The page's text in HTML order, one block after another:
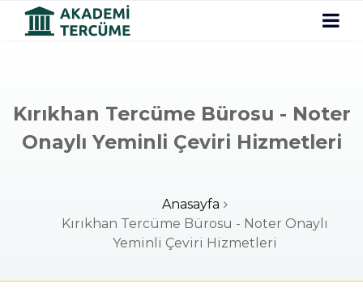
Kırıkhan Tercüme Bürosu - Noter
Onaylı Yeminli Çeviri Hizmetleri
Anasayfa
Kırıkhan Tercüme Bürosu - Noter Onaylı
Yeminli Çeviri Hizmetleri